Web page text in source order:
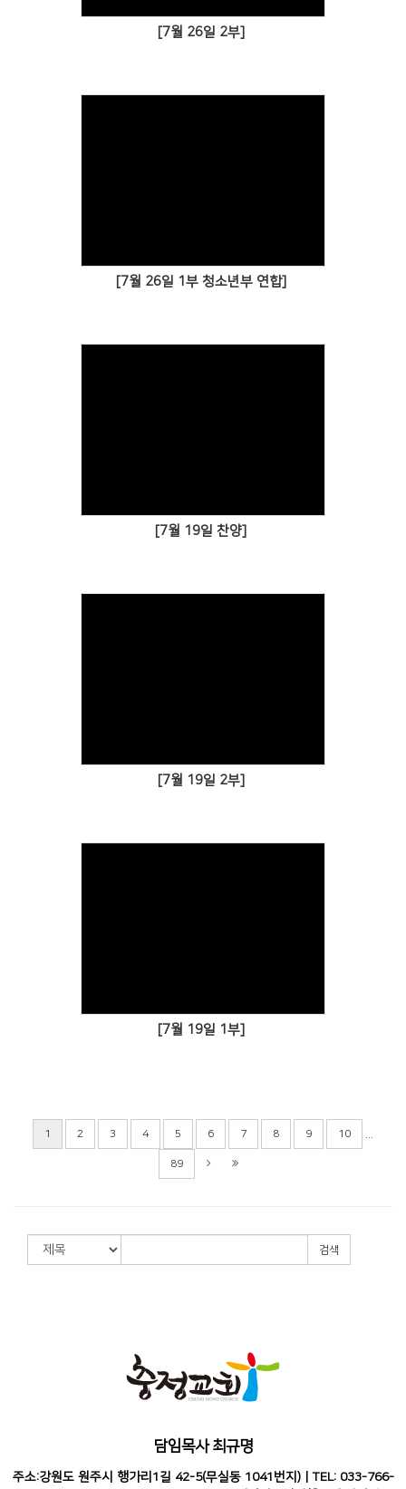
[7월 26일 2부]
[7월 26일 1부 청소년부 연합]
[7월 19일 찬양]
[7월 19일 2부]
[7월 19일 1부]
1 2 3 4 5 6 7 8 9 10
89
검색
담임목사 최규명
주소:강원도 원주시 행가리1길 42-5(무실동 1041번지) | TEL: 033-766-